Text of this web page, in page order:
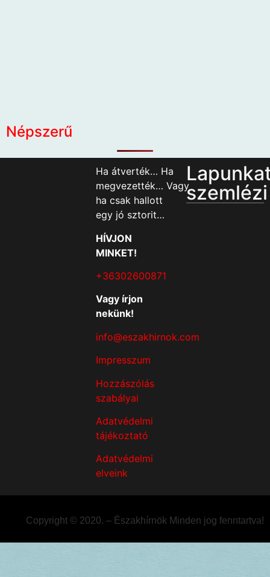
Népszerű
Ha átverték… Ha
megvezették… Vagy
ha csak hallott
egy jó sztorit…
HÍVJON
MINKET!
+36302600871
Vagy írjon
nekünk!
info@eszakhirnok.com
Impresszum
Hozzászólás
szabályai
Adatvédelmi
tájékoztató
Adatvédelmi
elveink
szemlézi
Copyright © 2020. – Északhírnök Minden jog fenntartva!